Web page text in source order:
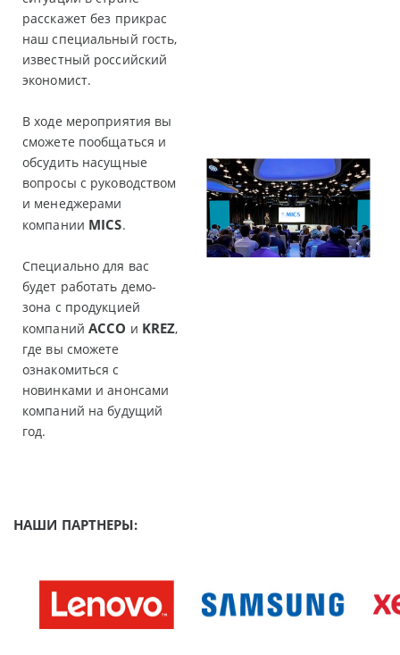
расскажет без прикрас
наш специальный гость,
известный российский
экономист.
В ходе мероприятия вы
сможете пообщаться и
обсудить насущные
вопросы с руководством
и менеджерами
компании MICS.
Специально для вас
будет работать демо-
зона с продукцией
компанийACCO и KREZ,
где вы сможете
ознакомиться с
новинками и анонсами
компаний на будущий
год.
НАШИ ПАРТНЕРЫ: